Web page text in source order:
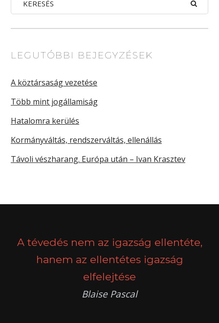
LEGUTÓBBI BEJEGYZÉSEK
A köztársaság vezetése
Több mint jogállamiság
Hatalomra kerülés
Kormányváltás, rendszerváltás, ellenállás
Távoli vészharang. Európa után – Ivan Krasztev
A tévedés nem az igazság ellentéte,
hanem az ellentétes igazság
elfelejtése
Blaise Pascal